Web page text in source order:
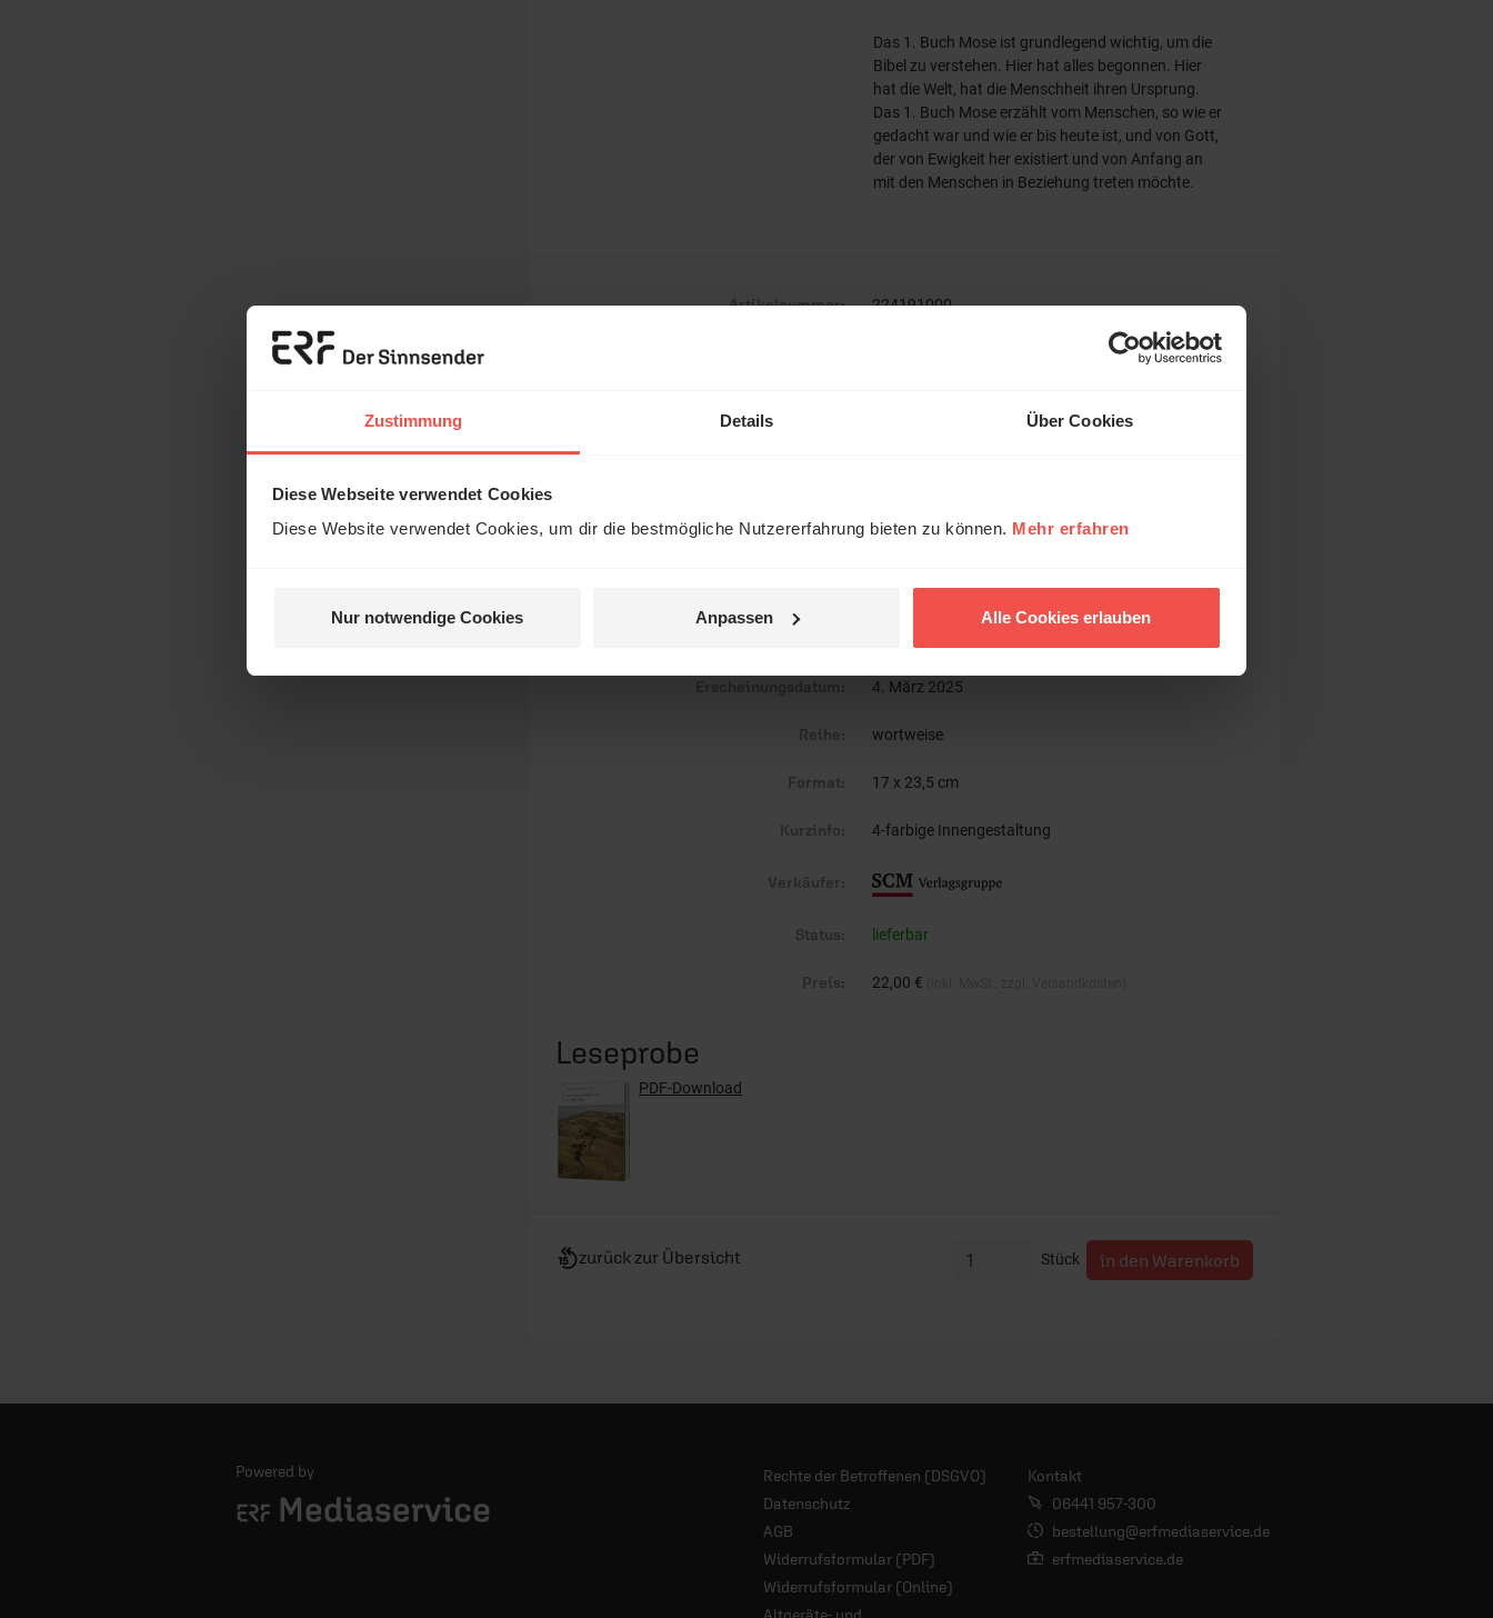
Zustimmung Details Über Cookies
Diese Webseite verwendet Cookies
Diese Website verwendet Cookies, um dir die bestmögliche Nutzererfahrung bieten zu können. Mehr erfahren
Nur notwendige Cookies Anpassen Alle Cookies erlauben
Das 1. Buch Mose ist grundlegend wichtig, um die
Bibel zu verstehen. Hier hat alles begonnen. Hier
hat die Welt, hat die Menschheit ihren Ursprung.
Das 1. Buch Mose erzählt vom Menschen, so wie er
gedacht war und wie er bis heute ist, und von Gott,
der von Ewigkeit her existiert und von Anfang an
mit den Menschen in Beziehung treten möchte.
Artikelnummer: 224191000
4. März 2025
Reihe: wortweise
Format: 17 x 23,5 cm
Kurzinfo: 4-farbige Innengestaltung
Verkäufer:
Status: lieferbar
Preis: 22,00 €
Leseprobe
PDF-Download
Stück
zurück zur Übersicht
Powered by
Rechte der Betroffenen (DSGVO)
Datenschutz
AGB
Widerrufsformular (PDF)
Widerrufsformular (Online)
Kontakt
06441 957-300
bestellung@erfmediaservice.de
erfmediaservice.de